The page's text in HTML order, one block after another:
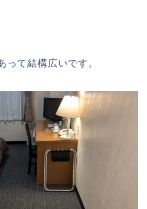
って結構広いです。